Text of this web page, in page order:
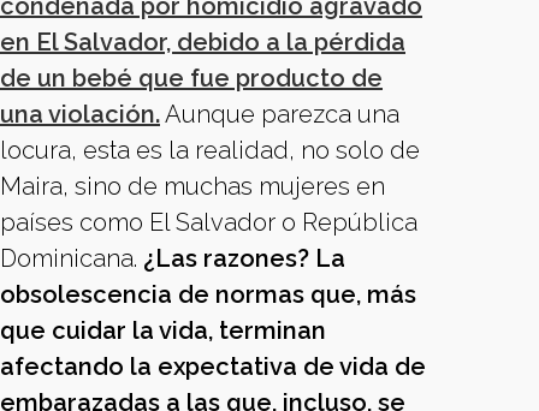
condenada por homicidio agravado
en El Salvador, debido a la pérdida
de un bebé que fue producto de
una violación.Aunque parezca una
locura, esta es la realidad, no solo de
Maira, sino de muchas mujeres en
países como El Salvador o República
Dominicana. ¿Las razones? La
obsolescencia de normas que, más
que cuidar la vida, terminan
afectando la expectativa de vida de
embarazadas a las que, incluso, se